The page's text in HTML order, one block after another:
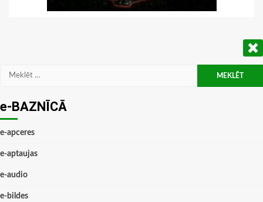
Meklēt:
e-BAZNĪCĀ
e-apceres
e-aptaujas
e-audio
e-bildes